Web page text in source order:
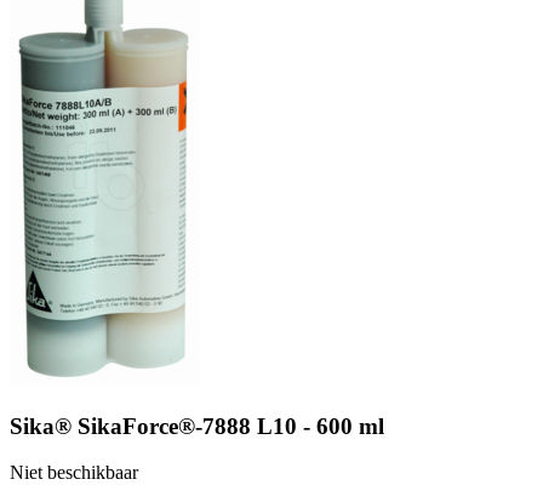
Sika® SikaForce®-7888 L10 - 600 ml
Niet beschikbaar